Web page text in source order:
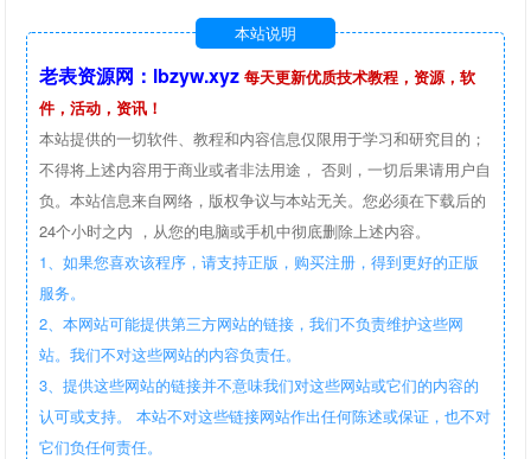
本站说明
老表资源网：lbzyw.xyz 每天更新优质技术教程，资源，软
件，活动，资讯！
本站提供的一切软件、教程和内容信息仅限用于学习和研究目的；
不得将上述内容用于商业或者非法用途， 否则，一切后果请用户自
负。本站信息来自网络，版权争议与本站无关。您必须在下载后的
24个小时之内 ，从您的电脑或手机中彻底删除上述内容。
1、如果您喜欢该程序，请支持正版，购买注册，得到更好的正版
服务。
2、本网站可能提供第三方网站的链接，我们不负责维护这些网
站。我们不对这些网站的内容负责任。
3、提供这些网站的链接并不意味我们对这些网站或它们的内容的
认可或支持。 本站不对这些链接网站作出任何陈述或保证，也不对
它们负任何责任。